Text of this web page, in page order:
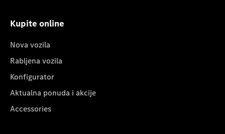
Kupite online
Nova vozila
Rabljena vozila
Konfigurator
Aktualna ponuda i akcije
Accessories